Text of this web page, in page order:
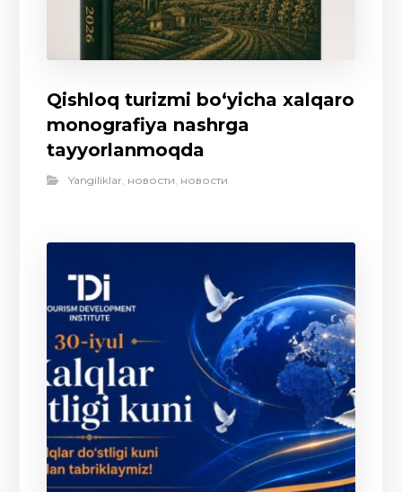
Qishloq turizmi bo‘yicha xalqaro
monografiya nashrga
tayyorlanmoqda
Yangiliklar, новости, новости